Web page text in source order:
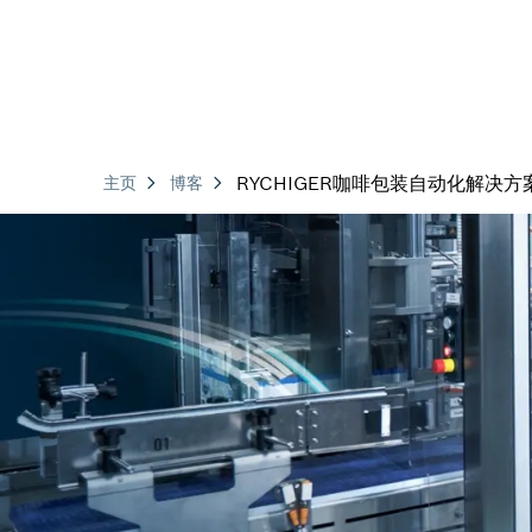
主页 博客 RYCHIGER咖啡包装自动化解决方